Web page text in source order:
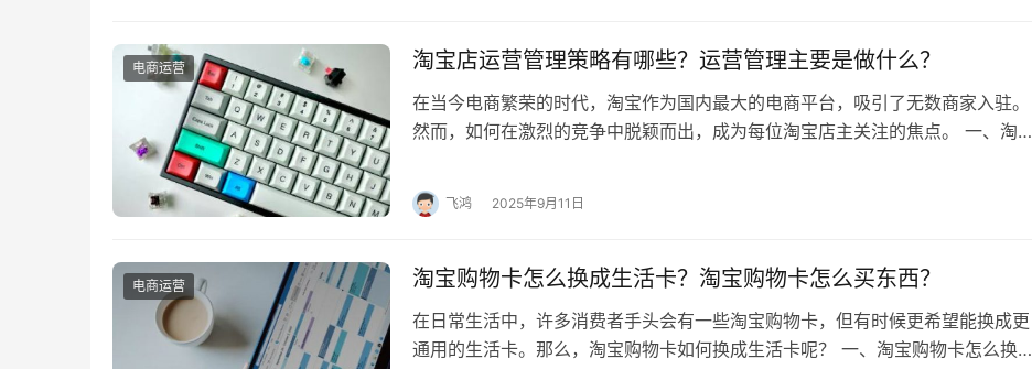
电商运营 淘宝店运营管理策略有哪些？运营管理主要是做什么？
在当今电商繁荣的时代，淘宝作为国内最大的电商平台，吸引了无数商家入驻。
然而，如何在激烈的竞争中脱颖而出，成为每位淘宝店主关注的焦点。 一、淘宝
飞鸿 2025年9月11日
电商运营 淘宝购物卡怎么换成生活卡？淘宝购物卡怎么买东西？
在日常生活中，许多消费者手头会有一些淘宝购物卡，但有时候更希望能换成更
通用的生活卡。那么，淘宝购物卡如何换成生活卡呢？ 一、淘宝购物卡怎么换成